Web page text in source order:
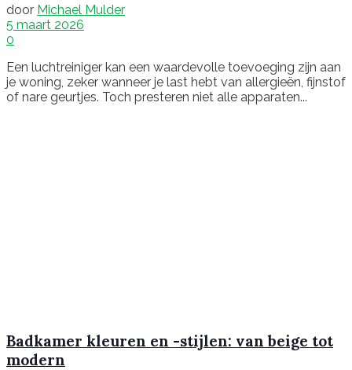
door Michael Mulder
5 maart 2026
0
Een luchtreiniger kan een waardevolle toevoeging zijn aan
je woning, zeker wanneer je last hebt van allergieën, fijnstof
of nare geurtjes. Toch presteren niet alle apparaten...
Badkamer kleuren en -stijlen: van beige tot
modern